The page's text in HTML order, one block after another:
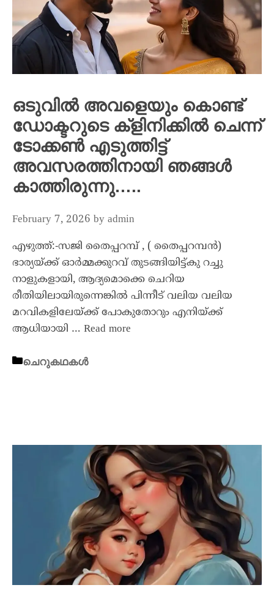
ഒടുവിൽ അവളെയും കൊണ്ട്
ഡോക്ടറുടെ ക്ളിനിക്കിൽ ചെന്ന്
ടോക്കൺ എടുത്തിട്ട്
അവസരത്തിനായി ഞങ്ങൾ
കാത്തിരുന്നു…..
February 7, 2026 by admin
എഴുത്ത്:-സജി തൈപ്പറമ്പ് , ( തൈപ്പറമ്പൻ)
ഭാര്യയ്ക്ക് ഓർമ്മക്കുറവ് തുടങ്ങിയിട്ട്കു റച്ചു
നാളുകളായി, ആദ്യമൊക്കെ ചെറിയ
രീതിയിലായിരുന്നെങ്കിൽ പിന്നീട് വലിയ വലിയ
മറവികളിലേയ്ക്ക് പോകുതോറും എനിയ്ക്ക്
ആധിയായി … Read more
ചെറുകഥകൾ